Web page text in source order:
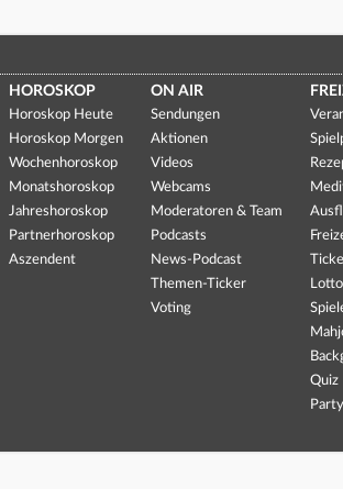
HOROSKOP
Horoskop Heute
Horoskop Morgen
Wochenhoroskop
Monatshoroskop
Jahreshoroskop
Partnerhoroskop
Aszendent
ON AIR
Sendungen
Aktionen
Videos
Webcams
Moderatoren & Team
Podcasts
News-Podcast
Themen-Ticker
Voting
Quiz